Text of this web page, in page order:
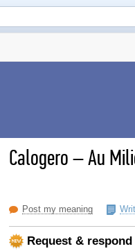
Calogero–Au
Post my meaning
Request &